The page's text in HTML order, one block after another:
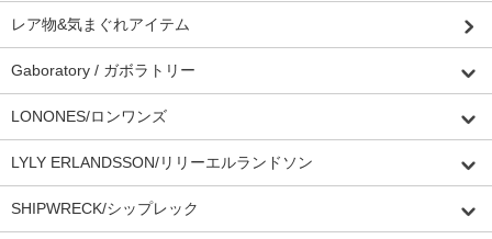
レア物&気まぐれアイテム
Gaboratory / ガボラトリー
LONONES/ロンワンズ
LYLY ERLANDSSON/リリーエルランドソン
SHIPWRECK/シップレック